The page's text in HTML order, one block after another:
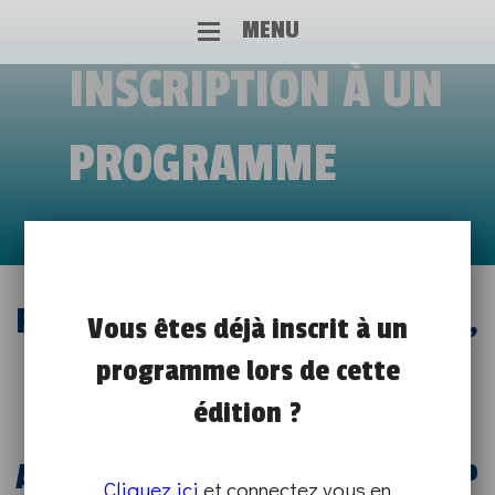
MENU
INSCRIPTION À UN
PROGRAMME
RENCONTRE JUDITH CLIQUENNOIS,
CHARGÉE D’INNOVATION ET DE
TRANSFORMATION RH EN
ALTERNANCE CHEZ COFIDIS GROUP
Vous êtes déjà inscrit à un
programme lors de cette
édition ?
Cliquez ici et connectez vous en